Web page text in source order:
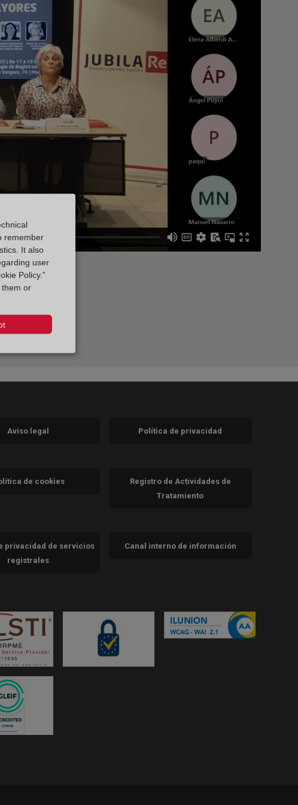
nueva)nueva)
nueva)
Aviso legal Política de privacidad
de cookies
Registro de Actividades de
Tratamiento
privacidad de servicios
registrales
Canal interno de información
remember
It also
user
Policy.”
them or